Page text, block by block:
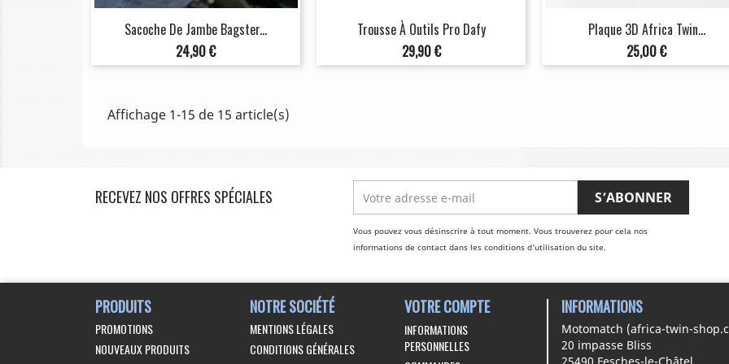
Sacoche De Jambe Bagster...
Prix
24,90 €
Trousse À Outils Pro Dafy
Prix
29,90 €
Plaque 3D Africa Twin...
Prix
25,00 €
Affichage 1-15 de 15 article(s)
RECEVEZ NOS OFFRES SPÉCIALES
Vous pouvez vous désinscrire à tout moment. Vous trouverez pour cela nos
informations de contact dans les conditions d'utilisation du site.
PRODUITS
PROMOTIONS
NOUVEAUX PRODUITS
NOTRE SOCIÉTÉ
MENTIONS LÉGALES
CONDITIONS GÉNÉRALES
VOTRE COMPTE
INFORMATIONS
PERSONNELLES
INFORMATIONS
Motomatch (africa-twin-
20 impasse Bliss